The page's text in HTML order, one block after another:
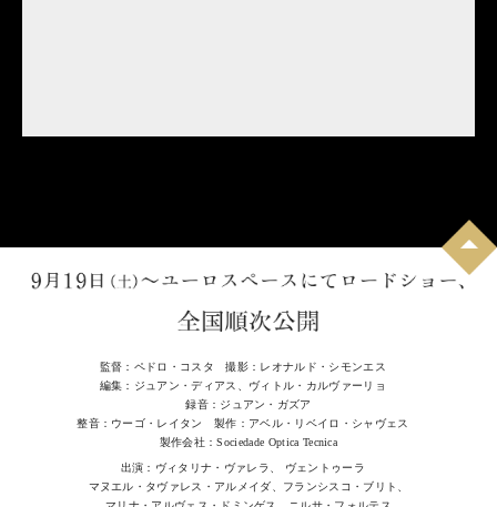
監督：ペドロ・コスタ 撮影：レオナルド・シモンエス
編集：ジュアン・ディアス、ヴィトル・カルヴァーリョ
録音：ジュアン・ガズア
整音：ウーゴ・レイタン 製作：アベル・リベイロ・シャヴェス
製作会社：Sociedade Optica Tecnica
出演：ヴィタリナ・ヴァレラ、 ヴェントゥーラ
マヌエル・タヴァレス・アルメイダ、フランシスコ・ブリト、